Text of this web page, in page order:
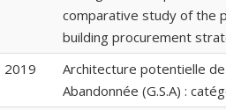
comparative study of the
building procurement
2019
Architecture potentielle
Abandonnée (G.S.A) :